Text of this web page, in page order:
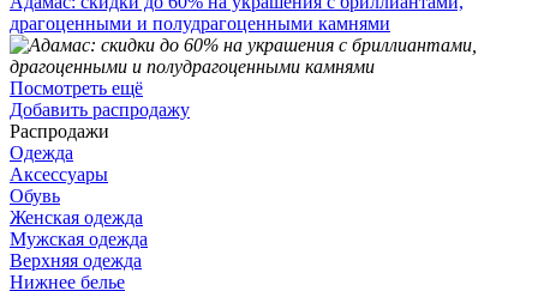
драгоценными и полудрагоценными камнями
Посмотреть ещё
Добавить распродажу
Распродажи
Одежда
Аксессуары
Обувь
Женская одежда
Мужская одежда
Верхняя одежда
Нижнее белье